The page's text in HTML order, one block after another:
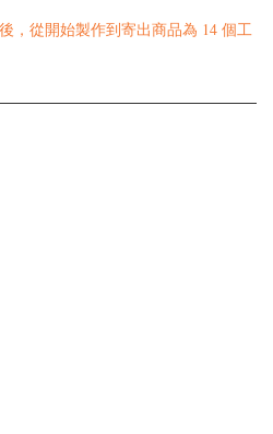
，從開始製作到寄出商品為 14 個工